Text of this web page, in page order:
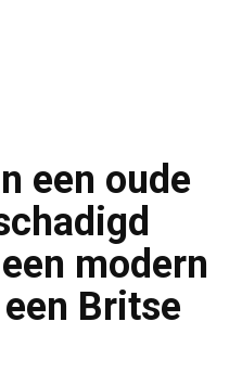
een oude
modern
Britse